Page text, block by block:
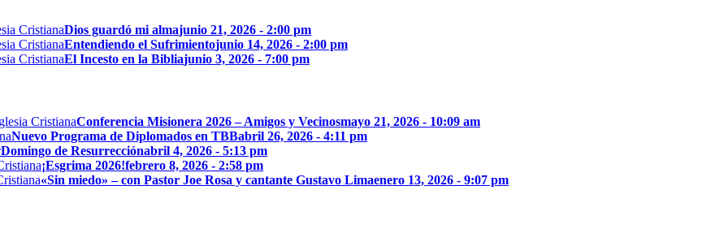
Dios guardó mi almajunio 21, 2026 - 2:00 pm
Entendiendo el Sufrimientojunio 14, 2026 - 2:00 pm
El Incesto en la Bibliajunio 3, 2026 - 7:00 pm
Conferencia Misionera 2026 – Amigos y Vecinosmayo 21, 2026 - 10:09 am
Nuevo Programa de Diplomados en TBBabril 26, 2026 - 4:11 pm
Domingo de Resurrecciónabril 4, 2026 - 5:13 pm
¡Esgrima 2026!febrero 8, 2026 - 2:58 pm
«Sin miedo» – con Pastor Joe Rosa y cantante Gustavo Limaenero 13, 2026 - 9:07 pm